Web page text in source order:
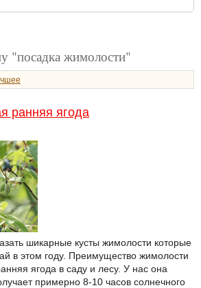
"посадка жимолости"
ранняя ягода
шикарные кусты жимолости которые
в этом году. Преимущество жимолости
ягода в саду и лесу. У нас она
примерно 8-10 часов солнечного